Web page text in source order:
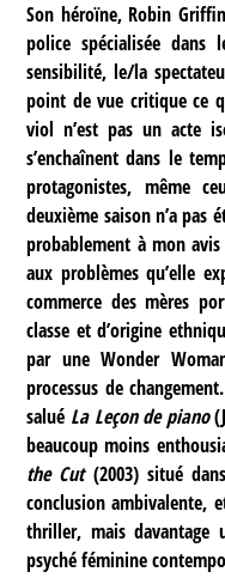
Son héroïne, Robin
police spécialisée dans
sensibilité, le/la
point de vue critique ce
viol n’est pas un acte
s’enchaînent dans le
protagonistes, même
deuxième saison n’a pas
probablement à mon
aux problèmes qu’elle
commerce des mères
classe et d’origine
par une Wonder
processus de
salué La Leçon de piano
beaucoup moins
the Cut(2003) situé
conclusion ambivalente,
thriller, mais davantage
psyché féminine